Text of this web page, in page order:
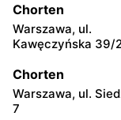
Chorten
Warszawa, ul.
Kawęczyńska 39/2
Chorten
Warszawa, ul.
7